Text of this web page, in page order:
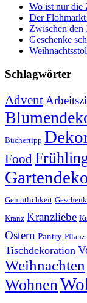
Wo ist nur die
Der
Zwischen den
Geschenke
Schlagwörter
Advent
Büchertipp
Food
Gemütlichkeit
Kranz Kranzliebe
Ostern Pantry
Tischdekoration
Weihnachten
Wohnen